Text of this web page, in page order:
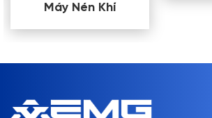
Máy Nén Khí